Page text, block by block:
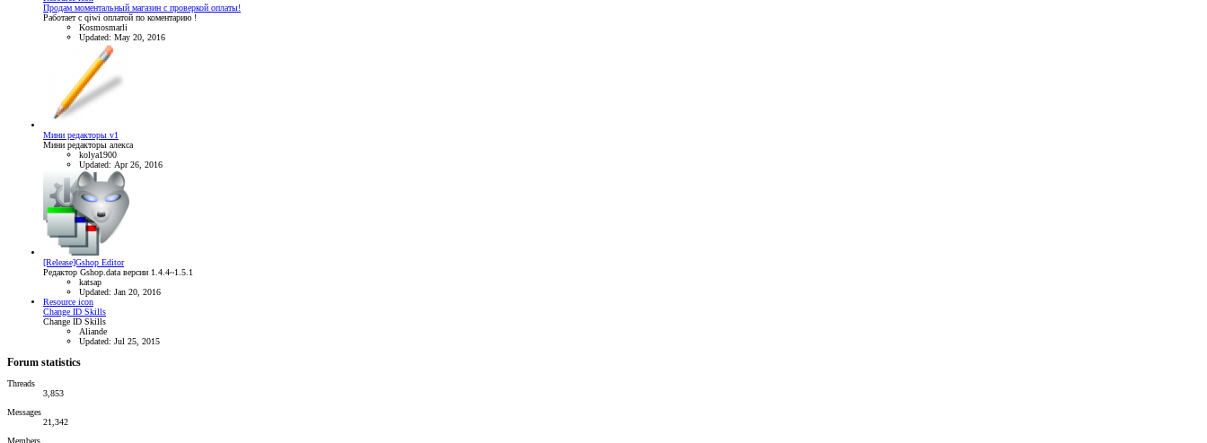
Продам моментальный магазин с проверкой оплаты!
Работает с qiwi оплатой по коментарию !
Kosmosmarli
Updated: May 20, 2016
Мини редакторы v1
Мини редакторы алекса
kolya1900
Updated: Apr 26, 2016
[Release]Gshop Editor
Редактор Gshop.data версии 1.4.4~1.5.1
katsap
Updated: Jan 20, 2016
Resource icon
Change ID Skills
Change ID Skills
Aliande
Updated: Jul 25, 2015
Forum statistics
Threads
3,853
Messages
21,342